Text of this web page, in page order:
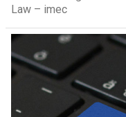
Law – imec